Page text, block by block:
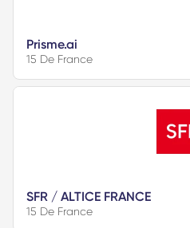
Prisme.ai
15 De France
SFR / ALTICE FRANCE
15 De France